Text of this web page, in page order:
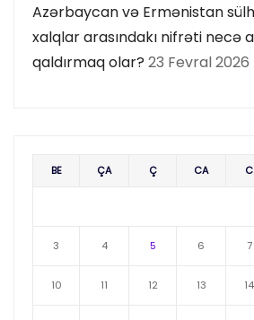
Azərbaycan və Ermənistan
xalqlar arasındakı nifrəti necə
qaldırmaq olar? 23 Fevral 2026
BE ÇA Ç CA C
3 4 5 6 7
10 11 12 13 14